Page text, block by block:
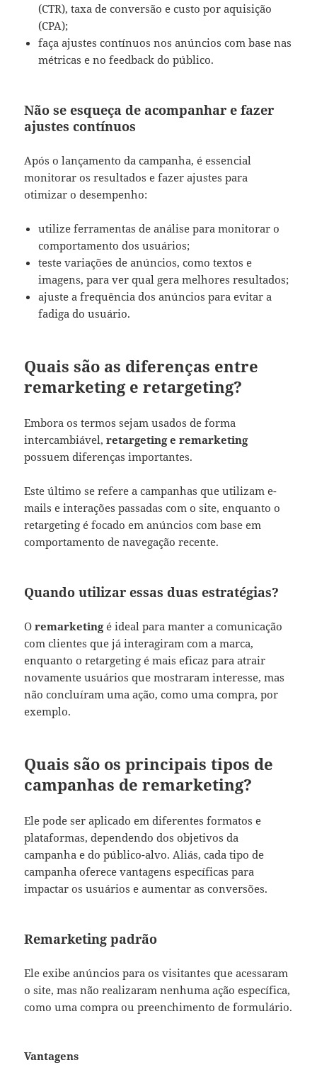
(CTR), taxa de conversão e custo por aquisição
(CPA);
faça ajustes contínuos nos anúncios com base nas
métricas e no feedback do público.
Não se esqueça de acompanhar e fazer
ajustes contínuos
Após o lançamento da campanha, é essencial
monitorar os resultados e fazer ajustes para
otimizar o desempenho:
utilize ferramentas de análise para monitorar o
comportamento dos usuários;
teste variações de anúncios, como textos e
imagens, para ver qual gera melhores resultados;
ajuste a frequência dos anúncios para evitar a
fadiga do usuário.
Quais são as diferenças entre
remarketing e retargeting?
Embora os termos sejam usados de forma
intercambiável,retargeting e remarketing
possuem diferenças importantes.
Este último se refere a campanhas que utilizam e-
mails e interações passadas com o site, enquanto o
retargeting é focado em anúncios com base em
comportamento de navegação recente.
Quando utilizar essas duas estratégias?
O remarketingé ideal para manter a comunicação
com clientes que já interagiram com a marca,
enquanto o retargeting é mais eficaz para atrair
novamente usuários que mostraram interesse, mas
não concluíram uma ação, como uma compra, por
exemplo.
Quais são os principais tipos de
campanhas de remarketing?
Ele pode ser aplicado em diferentes formatos e
plataformas, dependendo dos objetivos da
campanha e do público-alvo. Aliás, cada tipo de
campanha oferece vantagens específicas para
impactar os usuários e aumentar as conversões.
Remarketing padrão
Ele exibe anúncios para os visitantes que acessaram
o site, mas não realizaram nenhuma ação específica,
como uma compra ou preenchimento de formulário.
Vantagens